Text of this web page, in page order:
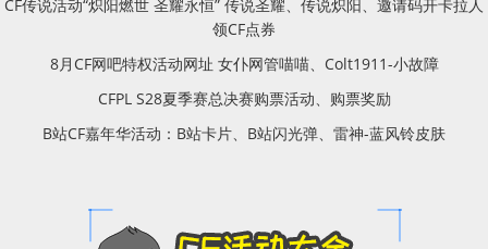
CF传说活动“炽阳燃世 圣耀永恒” 传说圣耀、传说炽阳、邀请码开卡拉人
领CF点券
8月CF网吧特权活动网址 女仆网管喵喵、Colt1911-小故障
CFPL S28夏季赛总决赛购票活动、购票奖励
B站CF嘉年华活动：B站卡片、B站闪光弹、雷神-蓝风铃皮肤